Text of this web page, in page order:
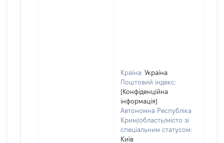
Країна: Україна
Поштовий індекс:
[Конфіденційна
інформація]
Автономна Республіка
Крим/область/місто зі
спеціальним статусом:
Київ